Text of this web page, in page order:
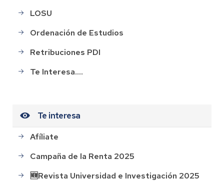
LOSU
Ordenación de Estudios
Retribuciones PDI
Te Interesa....
Te interesa
Afíliate
Campaña de la Renta 2025
🆕Revista Universidad e Investigación 2025